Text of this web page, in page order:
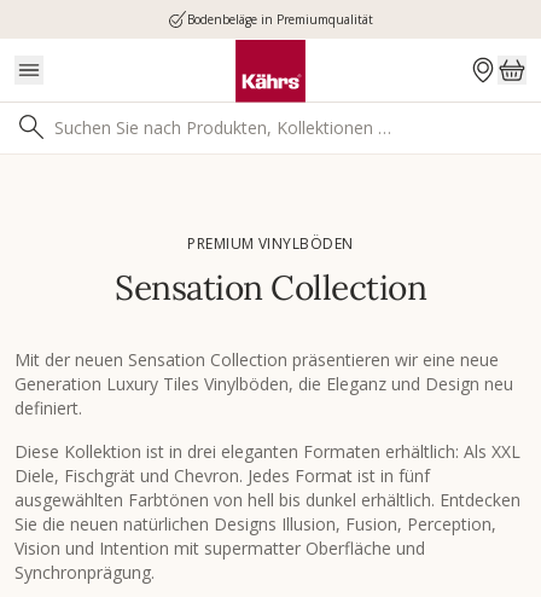
Bodenbeläge in Premiumqualität
PREMIUM VINYLBÖDEN
Sensation Collection
Mit der neuen Sensation Collection präsentieren wir eine neue
Generation Luxury Tiles Vinylböden, die Eleganz und Design neu
definiert.
Diese Kollektion ist in drei eleganten Formaten erhältlich: Als XXL
Diele, Fischgrät und Chevron. Jedes Format ist in fünf
ausgewählten Farbtönen von hell bis dunkel erhältlich. Entdecken
Sie die neuen natürlichen Designs Illusion, Fusion, Perception,
Vision und Intention mit supermatter Oberfläche und
Synchronprägung.